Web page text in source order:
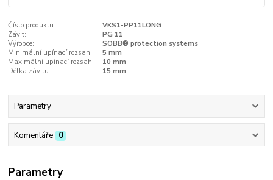
Číslo produktu:
VKS1-PP11LONG
Závit:
PG 11
Výrobce:
SOBB® protection systems
Minimální upínací rozsah:
5 mm
Maximální upínací rozsah:
10 mm
Délka závitu:
15 mm
Parametry
Komentáře 0
Parametry